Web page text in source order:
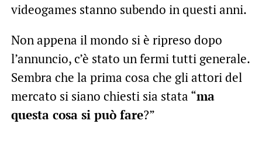
videogames stanno subendo in questi anni.
Non appena il mondo si è ripreso dopo
l’annuncio, c’è stato un fermi tutti generale.
Sembra che la prima cosa che gli attori del
mercato si siano chiesti sia stata “ma
questa cosa si può fare?”